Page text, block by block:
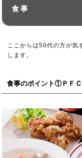
食事
ここからは50代の方が気
します。
食事のポイント①ＰＦ